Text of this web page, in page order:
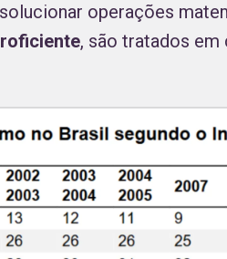
operações
, são tratados